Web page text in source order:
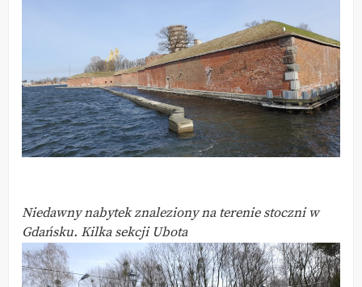
Niedawny nabytek znaleziony na terenie stoczni w
Gdańsku. Kilka sekcji Ubota